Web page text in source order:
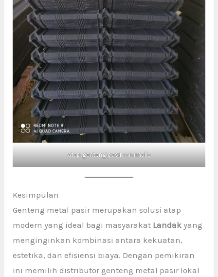
atap genteng pasir minimalis
Kesimpulan
Genteng metal pasir merupakan solusi atap
modern yang ideal bagi masyarakat Landak yang
menginginkan kombinasi antara kekuatan,
estetika, dan efisiensi biaya. Dengan pemikiran
ini memilih distributor genteng metal pasir lokal